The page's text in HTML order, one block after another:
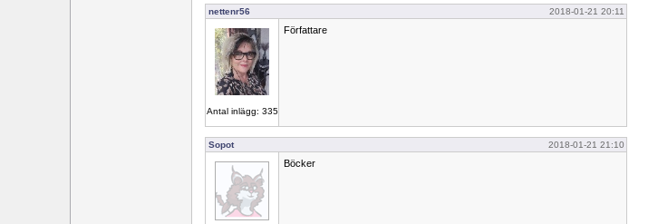
nettenr56 2018-01-21 20:11
Antal inlägg: 335
Författare
Sopot 2018-01-21 21:10
Böcker